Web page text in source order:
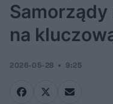
na
2026-05-28 9:25